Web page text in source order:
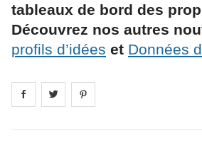
tableaux de bord des
Découvrez nos autres
profils d’idées et Données
Share on facebook
Share on